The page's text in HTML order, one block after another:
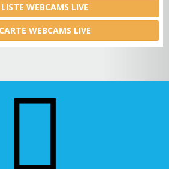
LISTE WEBCAMS LIVE
CARTE WEBCAMS LIVE